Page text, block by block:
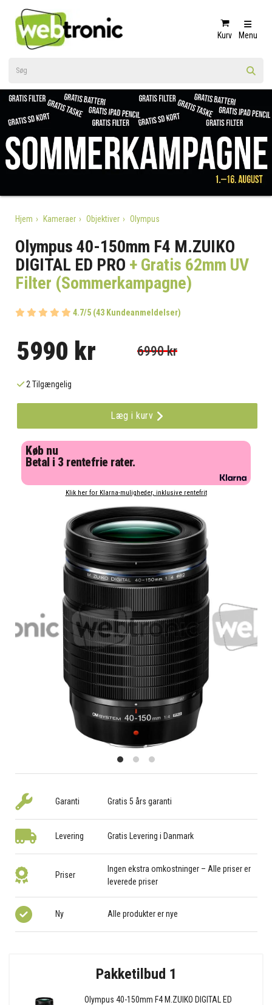
Kurv Menu
Hjem Kameraer Objektiver Olympus
Olympus 40-150mm F4 M.ZUIKO
DIGITAL ED PRO + Gratis 62mm UV
Filter (Sommerkampagne)
4.7/5 (43 Kundeanmeldelser)
5990 kr 6990 kr
2 Tilgængelig
Læg i kurv
Køb nu
Betal i 3 rentefrie rater.
Klik her for Klarna-muligheder, inklusive rentefrit
Garanti Gratis 5 års garanti
Levering Gratis Levering i Danmark
Priser
Ingen ekstra omkostninger – Alle priser er
leverede priser
Ny Alle produkter er nye
Pakketilbud 1
Olympus 40-150mm F4 M.ZUIKO DIGITAL ED